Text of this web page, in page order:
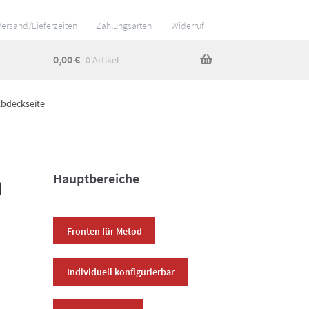
Lieferzeiten Zahlungsarten Widerruf
0,00€ 0 Artikel
Hauptbereiche
Fronten für Metod
Individuell konfigurierbar